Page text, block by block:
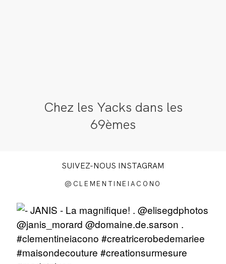
Chez les Yacks dans les
69èmes
SUIVEZ-NOUS INSTAGRAM
@CLEMENTINEIACONO